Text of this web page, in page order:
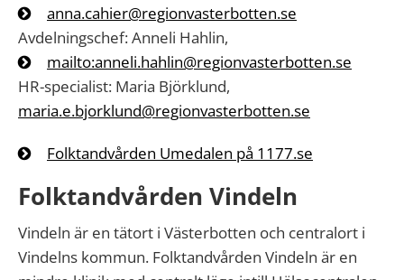
anna.cahier@regionvasterbotten.se
Avdelningschef: Anneli Hahlin,
mailto:anneli.hahlin@regionvasterbotten.se
HR-specialist: Maria Björklund,
maria.e.bjorklund@regionvasterbotten.se
Folktandvården Umedalen på 1177.se
Folktandvården Vindeln
Vindeln är en tätort i Västerbotten och centralort i
Vindelns kommun. Folktandvården Vindeln är en